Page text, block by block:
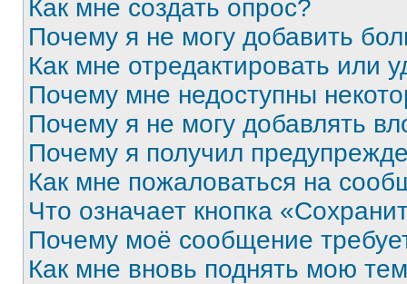
Как мне создать опрос?
Почему я не могу добавить
Как мне отредактировать или
Почему мне недоступны
Почему я не могу добавлять
Почему я получил
Как мне пожаловаться на
Что означает кнопка
Почему моё сообщение
Как мне вновь поднять мою